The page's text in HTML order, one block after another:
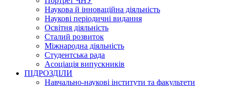
Наукова й інноваційна діяльність
Наукові періодичні видання
Освітня діяльність
Сталий розвиток
Міжнародна діяльність
Студентська рада
Асоціація випускників
ПІДРОЗДІЛИ
Навчально-наукові інститути та факультети